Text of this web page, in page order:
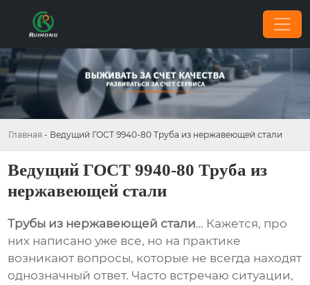
Главная - Ведущий ГОСТ 9940-80 Труба из нержавеющей стали
Ведущий ГОСТ 9940-80 Труба из
нержавеющей стали
Трубы из нержавеющей стали… Кажется, про
них написано уже все, но на практике
возникают вопросы, которые не всегда находят
однозначный ответ. Часто встречаю ситуации,